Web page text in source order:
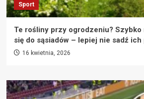
Sport
Te rośliny przy ogrodzeniu?
się do sąsiadów – lepiej nie sadź ich
16 kwietnia, 2026